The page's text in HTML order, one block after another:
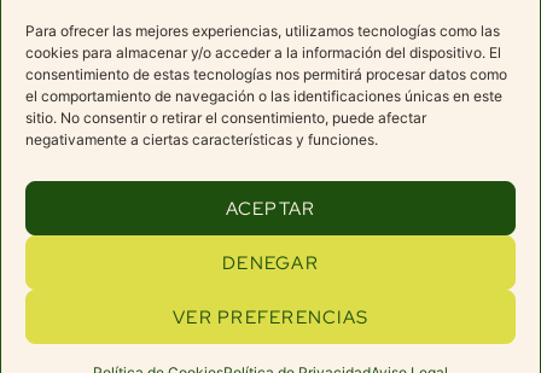
Para ofrecer las mejores experiencias, utilizamos tecnologías como las
cookies para almacenar y/o acceder a la información del dispositivo. El
consentimiento de estas tecnologías nos permitirá procesar datos como
el comportamiento de navegación o las identificaciones únicas en este
sitio. No consentir o retirar el consentimiento, puede afectar
negativamente a ciertas características y funciones.
ACEPTAR
DENEGAR
VER PREFERENCIAS
Nutrición oncológica
Vegana – vegetariana
Subir de peso
consultas@ainaranutricion.com
AINARA NUTRICIÓN©
2026 TODOS LOS
POLÍTICA DE PRIVACIDAD
POLÍTICA DE COOKIES
CONDICIONES DE CONTRATACIÓN